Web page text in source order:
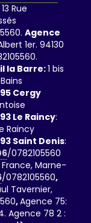
Rue
Agence
1er. 94130
la Barre:1 bis
Cergy
Le Raincy:
Raincy
Saint Denis:
/0782105560
Marne-
/0782105560,
Tavernier,
,Agence 75:
Agence 78 2 :